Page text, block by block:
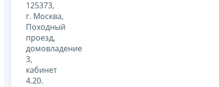
125373,
г. Москва,
Походный
проезд,
домовладение
3,
кабинет
4.20.